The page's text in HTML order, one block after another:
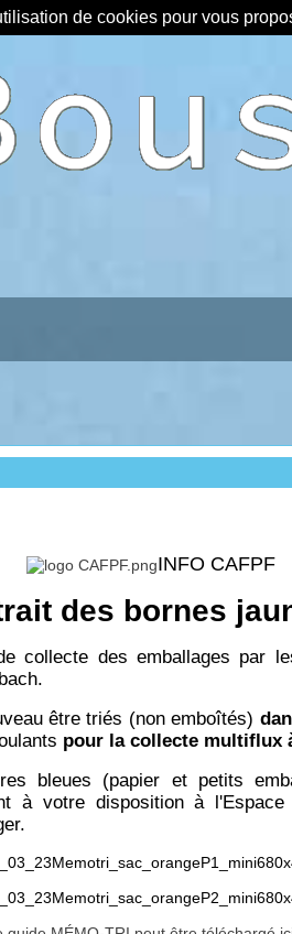
de cookies pour vous
INFO CAFPF
des bornes
collecte des emballages par
être triés (non emboîtés)
pour la collecte multiflux
bleues (papier et petits
à votre disposition à